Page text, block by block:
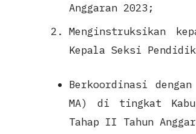
Anggaran 2023;
Menginstruksikan
Kepala Seksi
Berkoordinasi
MA) di tingkat
Tahap II Tahun